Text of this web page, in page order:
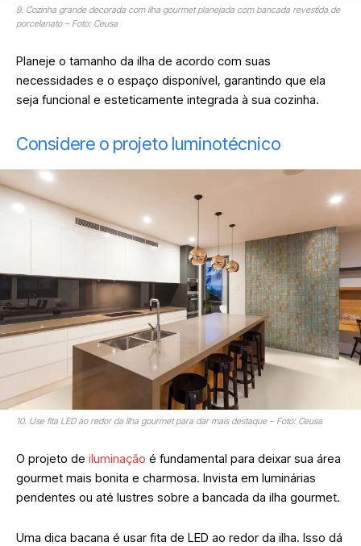
9. Cozinha grande decorada com ilha gourmet planejada com bancada revestida de
porcelanato – Foto: Ceusa
Planeje o tamanho da ilha de acordo com suas
necessidades e o espaço disponível, garantindo que ela
seja funcional e esteticamente integrada à sua cozinha.
Considere o projeto luminotécnico
10. Use fita LED ao redor da ilha gourmet para dar mais destaque – Foto: Ceusa
O projeto de iluminação é fundamental para deixar sua área
gourmet mais bonita e charmosa. Invista em luminárias
pendentes ou até lustres sobre a bancada da ilha gourmet.
Uma dica bacana é usar fita de LED ao redor da ilha. Isso dá